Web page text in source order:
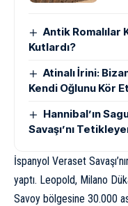
Antik Romalılar
Kutlardı?
Atinalı İrini:
Kendi Oğlunu Kör
Hannibal’ın
Savaşı’nı
İspanyol Veraset
yaptı. Leopold, Milano
Savoy bölgesine 30.000